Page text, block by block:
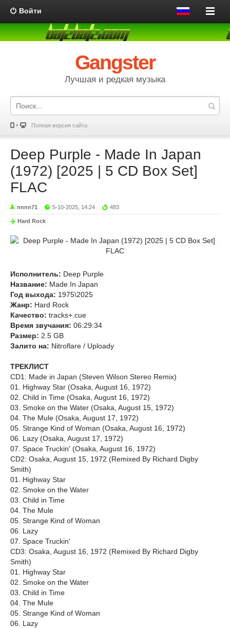
Войти
Gangster
Лучшая и редкая музыка
Полная версия сайта
Deep Purple - Made In Japan
(1972) [2025 | 5 CD Box Set]
FLAC
nnnn71 5-10-2025, 14:24 483
Hard Rock
Исполнитель: Deep Purple
Название: Made In Japan
Год выхода: 1975\2025
Жанр: Hard Rock
Качество: tracks+.cue
Время звучания: 06:29:34
Размер: 2.5 GB
Залито на: Nitroflare / Uploady
ТРЕКЛИСТ
CD1: Made in Japan (Steven Wilson Stereo Remix)
01. Highway Star (Osaka, August 16, 1972)
02. Child in Time (Osaka, August 16, 1972)
03. Smoke on the Water (Osaka, August 15, 1972)
04. The Mule (Osaka, August 17, 1972)
05. Strange Kind of Woman (Osaka, August 16, 1972)
06. Lazy (Osaka, August 17, 1972)
07. Space Truckin' (Osaka, August 16, 1972)
CD2: Osaka, August 15, 1972 (Remixed By Richard Digby
Smith)
01. Highway Star
02. Smoke on the Water
03. Child in Time
04. The Mule
05. Strange Kind of Woman
06. Lazy
07. Space Truckin'
CD3: Osaka, August 16, 1972 (Remixed By Richard Digby
Smith)
01. Highway Star
02. Smoke on the Water
03. Child in Time
04. The Mule
05. Strange Kind of Woman
06. Lazy